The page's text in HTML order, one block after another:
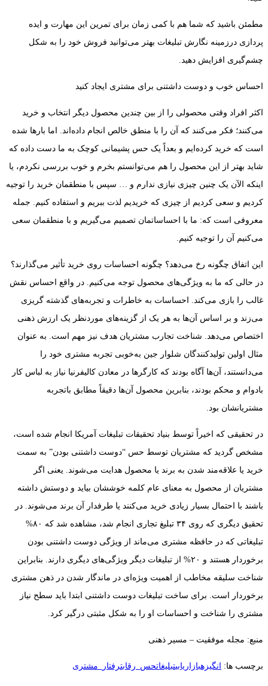
مطمئن باشید که شما هم با کمی زمان برای تمرین این مهارت و ایده
پردازی درزمینه نگارش تبلیغات بهتر می‌توانید فروش خود را به شکل
چشم‌گیری افزایش دهید.
احساس خوب و دوست داشتنی برای مشتری ایجاد کنید
اکثر افراد وقتی محصولی را از بین چندین محصول دیگر انتخاب و خرید
می‌کنند؛ فکر می‌کنند که آن را با منطق خالص انجام داده‌اند. اما بارها شده
است که خرید کرده‌ایم و بعداً یک حس پشیمانی کوچک به ما دست داده که
شاید بهتر از این محصول را هم می‌توانستم بخرم و خوب بررسی نکردم، یا
اینکه الآن یک چنین چیزی نیازی ندارم و … سپس با منطقمان خرید را توجیه
کردیم و سعی کردیم از چیزی که خریدیم لذت ببریم و استفاده کنیم. جمله
معروفی است که: ما با احساساتمان تصمیم می‌گیریم و با منطقمان سعی
می‌کنیم آن را توجیه کنیم.
این اتفاق چگونه رخ می‌دهد؟ چگونه احساسات روی خرید تأثیر می‌گذارند؟
در حالی که ما به ویژگی‌های محصول توجه می‌کنیم. در واقع احساس نقش
غالب را بازی می‌کند. احساسات به خاطرات و تجربه‌های گذشته گریزی
می‌زند و بر اساس آن‌ها به هر یک از گزینه‌های موردنظر یک ارزش ذهنی
اختصاص می‌دهد. شناخت تجارب مشتریان هدف نیز مهم است. به عنوان
مثال اولین تولیدکنندگان شلوار جین به‌خوبی تجربه‌ مشتری خود را
می‌دانستند، آن‌ها آگاه بودند که کارگرها در معادن کالیفرنیا نیاز به لباس کار
بادوام و محکم بودند، بنابرین محصول آن‌ها دقیقاً مطابق باتجربه
مشتریانشان بود.
در تحقیقی که اخیراً توسط بنیاد تحقیقات تبلیغات آمریکا انجام شده است،
مشخص گردید که مشتریان توسط حس “دوست داشتنی بودن” به سمت
خرید یا علاقه‌مند شدن به برند یا محصول هدایت می‌شوند. یعنی اگر
مشتریان از محصول به معنای عام کلمه خوششان بیاید و دوستش داشته
باشند با احتمال بسیار زیادی خرید می‌کنند یا طرفدار آن برند می‌شوند. در
تحقیق دیگری که روی ۳۴ تبلیغ تجاری انجام شد، مشاهده شد که ۸۰%
تبلیغاتی که در حافظه مشتری می‌ماند از ویژگی دوست داشتنی بودن
برخوردار هستند و ۲۰% از تبلیغات دیگر ویژگی‌های دیگری دارند. بنابراین
شناخت سلیقه مخاطب از اهمیت ویژه‌ای در ماندگار شدن در ذهن مشتری
برخوردار است. برای ساخت تبلیغات دوست داشتنی ابتدا باید سطح نیاز
مشتری را شناخت و احساسات او را به شکل مثبتی درگیر کرد.
منبع: مجله موفقیت – مسیر ذهنی
برچسب ها: انگیزهبازاریابیتبلیغاتحس_رقابترفتار_مشتری